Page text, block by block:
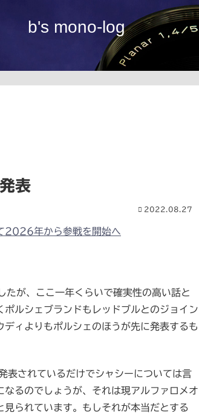
b's mono-log
表
2022.08.27
2026年から参戦を開始へ
が、ここ一年くらいで確実性の高い話と
ルシェブランドもレッドブルとのジョイン
ィよりもポルシェのほうが先に発表するも
表されているだけでシャシーについては言
るのでしょうが、それは現アルファロメオ
見られています。もしそれが本当だとする